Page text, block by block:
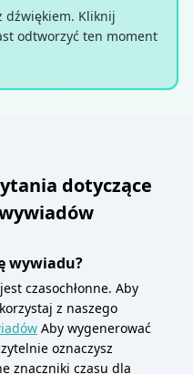
dźwiękiem. Kliknij
odtworzyć ten moment
dotyczące
wywiadu?
czasochłonne. Aby
z naszego
Aby wygenerować
oznaczysz
znaczniki czasu dla